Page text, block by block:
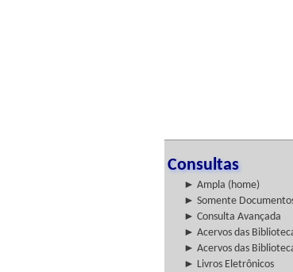
Consultas
► Ampla (home)
► Somente
► Consulta Avançada
► Acervos das
► Acervos das
► Livros Eletrônicos